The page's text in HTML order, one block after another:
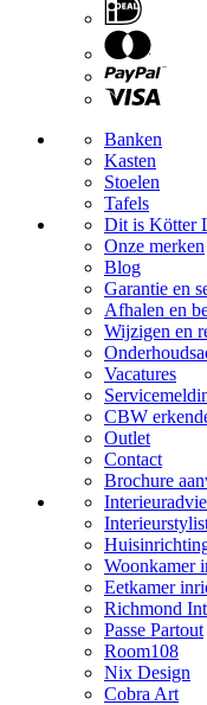
Banken
Kasten
Stoelen
Tafels
Dit is Kötter
Onze merken
Blog
Garantie en
Afhalen en
Wijzigen en
Vacatures
CBW
Outlet
Contact
Brochure
Woonkamer
Eetkamer
Richmond
Passe Partout
Room108
Nix Design
Cobra Art